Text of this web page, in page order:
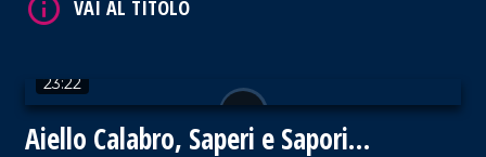
svantaggi delle nuove tecnologie.
23:22
Aiello Calabro, Saperi e Sapori